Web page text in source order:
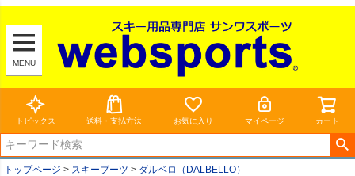
MENU
トピックス 送料・支払方法 お気に入り マイページ カート
トップページ スキーブーツ
ダルベロ（DALBELLO）